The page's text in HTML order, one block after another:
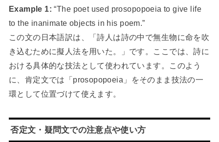
Example 1: “The poet used prosopopoeia to give life
to the inanimate objects in his poem.”
この文の日本語訳は、「詩人は詩の中で無生物に命を吹
き込むために擬人法を用いた。」です。ここでは、詩に
おける具体的な技法として使われています。このよう
に、肯定文では「prosopopoeia」をそのまま技法の一
環として位置づけて使えます。
否定文・疑問文での注意点や使い方